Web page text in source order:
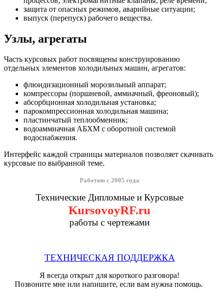
защита от опасных режимов, аварийные ситуации;
выпуск (перепуск) рабочего вещества.
Узлы, агрегаты
Часть курсовых работ посвящены конструированию
отдельных элементов холодильных машин, агрегатов:
флюидизационный морозильный аппарат;
компрессоры (поршневой, аммиачный, фреоновый);
абсорбционная холодильная установка;
парокомпрессионная холодильная машина;
пластинчатый теплообменник;
водоаммиачная АБХМ с оборотной системой
водоснабжения.
Интерфейс каждой страницы материалов позволяет скачивать
курсовые по выбранной теме.
Работаю с 2005 года
Технические Дипломные и Курсовые
KursovoyRF.ru
работы с чертежами
ТЕХНИЧЕСКАЯ ПОДДЕРЖКА
Я всегда открыт для короткого разговора!
Позвоните мне или напишите, если вам нужна помощь.